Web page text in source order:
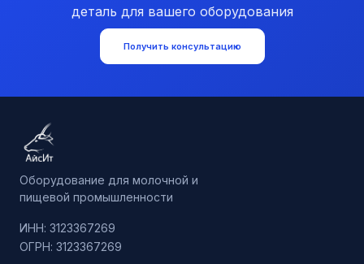
деталь для вашего оборудования
Получить консультацию
Оборудование для молочной и
пищевой промышленности
ИНН: 3123367269
ОГРН: 3123367269